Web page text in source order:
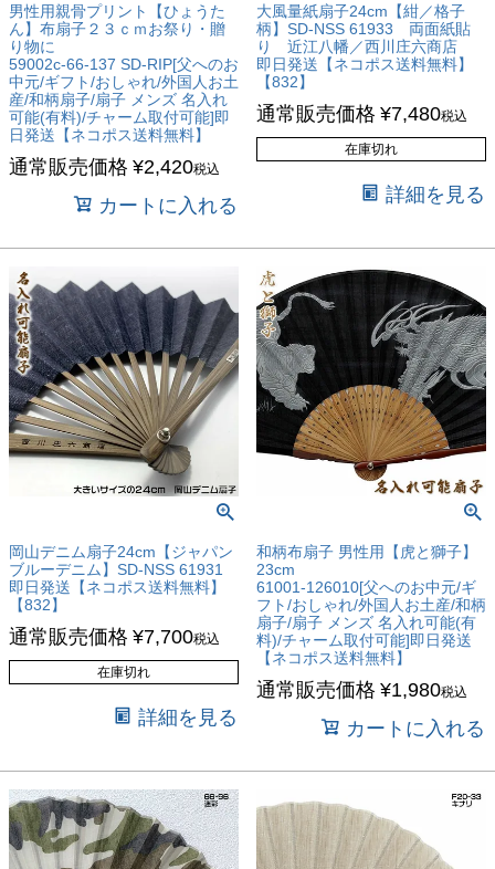
男性用親骨プリント【ひょうた
ん】布扇子２３ｃｍお祭り・贈
り物に
59002c-66-137 SD-RIP[父へのお
中元/ギフト/おしゃれ/外国人お土
産/和柄扇子/扇子 メンズ 名入れ
可能(有料)/チャーム取付可能]即
日発送【ネコポス送料無料】
通常販売価格 ¥2,420税込
カートに入れる
大風量紙扇子24cm【紺／格子
柄】SD-NSS 61933 両面紙貼
り 近江八幡／西川庄六商店
即日発送【ネコポス送料無料】
【832】
通常販売価格 ¥7,480税込
在庫切れ
詳細を見る
岡山デニム扇子24cm【ジャパン
ブルーデニム】SD-NSS 61931
即日発送【ネコポス送料無料】
【832】
通常販売価格 ¥7,700税込
在庫切れ
詳細を見る
和柄布扇子 男性用【虎と獅子】
23cm
61001-126010[父へのお中元/ギ
フト/おしゃれ/外国人お土産/和柄
扇子/扇子 メンズ 名入れ可能(有
料)/チャーム取付可能]即日発送
【ネコポス送料無料】
通常販売価格 ¥1,980税込
カートに入れる